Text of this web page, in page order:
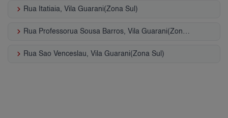
keyboard_arrow_right Rua Itatiaia, Vila Guarani(Zona Sul)
keyboard_arrow_right Rua Professorua Sousa Barros, Vila Guarani(Zona Sul)
keyboard_arrow_right Rua Sao Venceslau, Vila Guarani(Zona Sul)